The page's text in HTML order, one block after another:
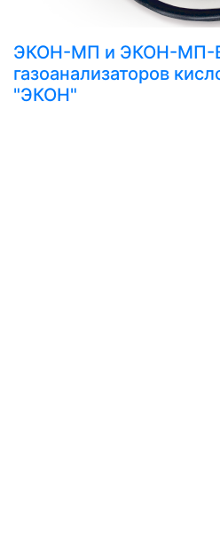
ЭКОН-МП и ЭКОН-МП-
газоанализаторов
"ЭКОН"